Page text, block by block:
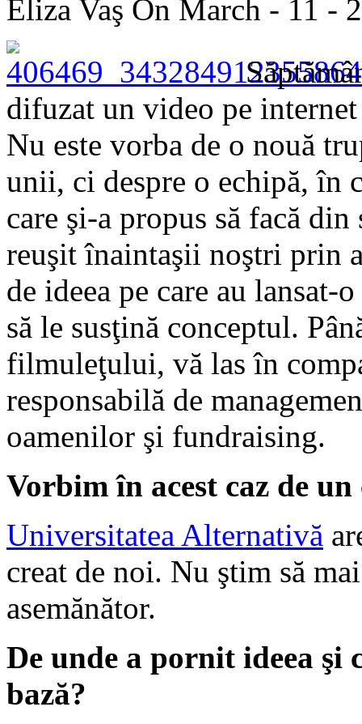
Eliza Vaş On March - 11 -
difuzat un video pe
Nu este vorba de o nouă
unii, ci despre o echipă, în
care şi-a propus să facă
reuşit înaintaşii noştri prin
de ideea pe care au lansat-
să le susţină conceptul.
filmuleţului, vă las în
responsabilă de
oamenilor şi fundraising.
Vorbim în acest caz de
Universitatea Alternativă
creat de noi. Nu ştim să
asemănător.
De unde a pornit ideea şi
bază?